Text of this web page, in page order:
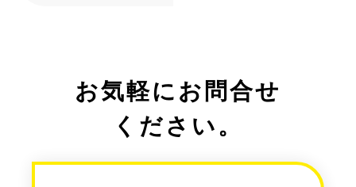
お気軽にお問合せ
ください。